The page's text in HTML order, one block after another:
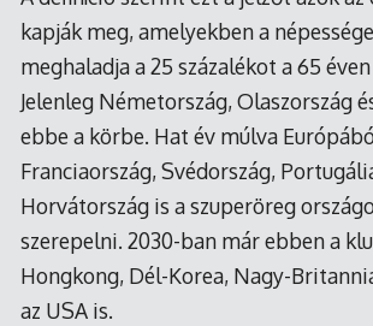
kapják meg, amelyekben a
meghaladja a 25 százalékot a 65
Jelenleg Németország, Olaszország
ebbe a körbe. Hat év múlva
Franciaország, Svédország,
Horvátország is a szuperöreg
szerepelni. 2030-ban már ebben a
Hongkong, Dél-Korea, Nagy-
az USA is.